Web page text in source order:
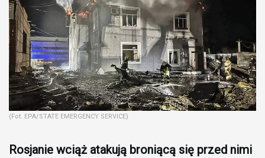
(Fot. EPA/STATE EMERGENCY SERVICE)
Rosjanie wciąż atakują broniącą się przed nimi